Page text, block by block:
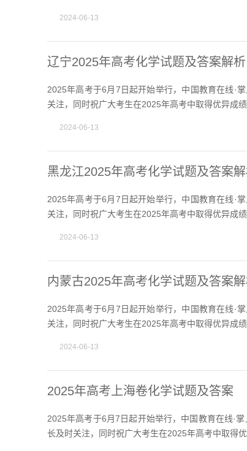
2024-06-13
辽宁2025年高考化学试题及答案解析
2025年高考于6月7日起开始举行，中国教育在线·
关注，同时祝广大考生在2025年高考中取得优异成
2024-06-13
黑龙江2025年高考化学试题及答案
2025年高考于6月7日起开始举行，中国教育在线·
关注，同时祝广大考生在2025年高考中取得优异成
2024-06-13
内蒙古2025年高考化学试题及答案
2025年高考于6月7日起开始举行，中国教育在线·
关注，同时祝广大考生在2025年高考中取得优异成
2024-06-13
2025年高考上海卷化学试题及答案
2025年高考于6月7日起开始举行，中国教育在线·
长及时关注，同时祝广大考生在2025年高考中取得